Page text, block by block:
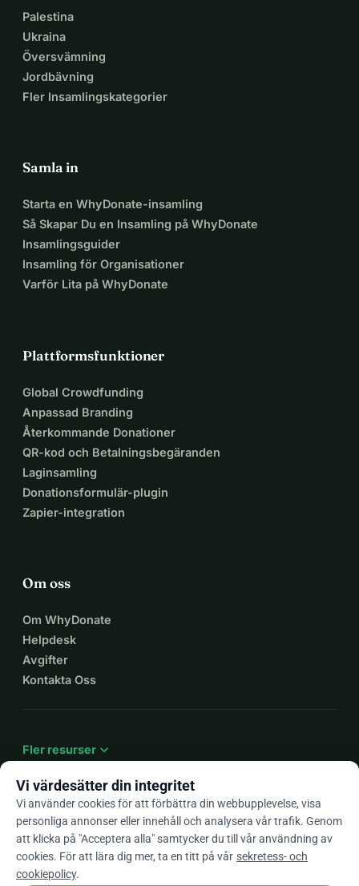
Palestina
Ukraina
Översvämning
Jordbävning
Fler Insamlingskategorier
Samla in
Starta en WhyDonate-insamling
Så Skapar Du en Insamling på WhyDonate
Insamlingsguider
Insamling för Organisationer
Varför Lita på WhyDonate
Plattformsfunktioner
Global Crowdfunding
Anpassad Branding
Återkommande Donationer
QR-kod och Betalningsbegäranden
Laginsamling
Donationsformulär-plugin
Zapier-integration
Om oss
Om WhyDonate
Helpdesk
Avgifter
Kontakta Oss
Fler resurser expand_more
Sv arrow_drop_down
★★★★★4,9 / 5 baserat på 500+ omdömen
Vi värdesätter din integritet
Vi använder cookies för att förbättra din webbupplevelse, visa
personliga annonser eller innehåll och analysera vår trafik. Genom
att klicka på "Acceptera alla" samtycker du till vår användning av
cookies. För att lära dig mer, ta en titt på vår sekretess- och
cookiepolicy.